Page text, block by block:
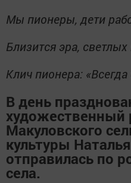
Мы пионеры, дети
Близится эра, светлых
Клич пионера: «Всегда
В день
художественный
Макуловского
культуры
отправилась по
села.